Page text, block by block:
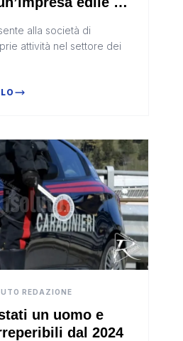
alla società di
attività nel settore dei
REDAZIONE
un uomo e
dal 2024